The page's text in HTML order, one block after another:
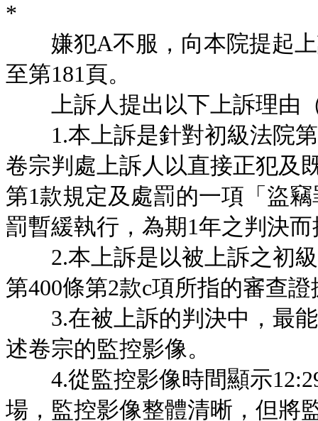
*
嫌犯A不服，向本院提起上
至第181頁。
上訴人提出以下上訴理由（
1.本上訴是針對初級法院第
卷宗判處上訴人以直接正犯及
第1款規定及處罰的一項「盜
罰暫緩執行，為期1年之判決
2.本上訴是以被上訴之初級
第400條第2款c項所指的審查
3.在被上訴的判決中，最能
述卷宗的監控影像。
4.從監控影像時間顯示
場，監控影像整體清晰，但將